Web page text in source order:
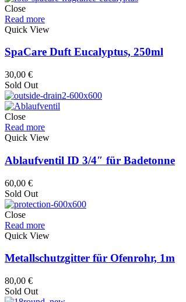
Close
Read more
Quick View
SpaCare Duft Eucalyptus, 250ml
30,00 €
Sold Out
Close
Read more
Quick View
Ablaufventil ID 3/4″ für Badetonne
60,00 €
Sold Out
Close
Read more
Quick View
Metallschutzgitter für Ofenrohr, 1m
80,00 €
Sold Out